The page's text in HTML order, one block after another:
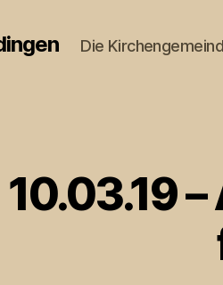
Die
10.03.19